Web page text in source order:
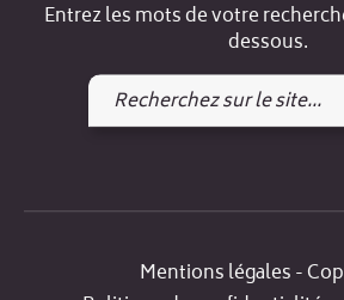
Entrez les mots de votre
dessous.
Recherchez
sur
Mentions légales -